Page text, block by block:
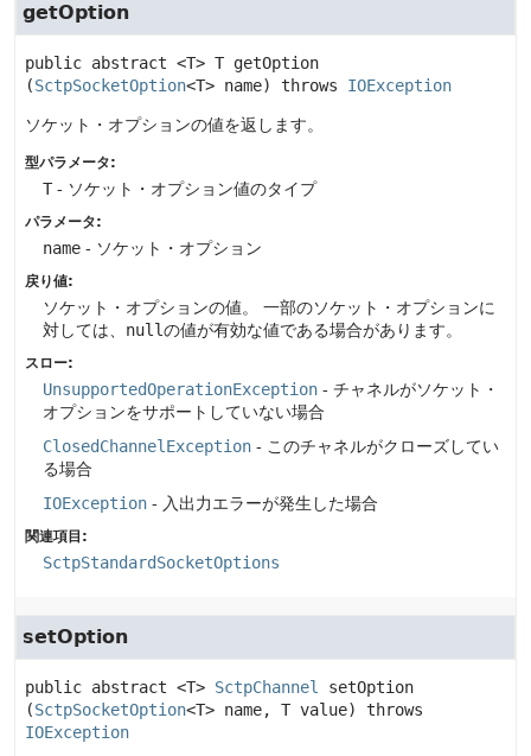
getOption
public abstract <T> T getOption
(SctpSocketOption<T> name) throws IOException
ソケット・オプションの値を返します。
型パラメータ:
T- ソケット・オプション値のタイプ
パラメータ:
name - ソケット・オプション
戻り値:
ソケット・オプションの値。
一部のソケット・オプションに
対しては、 nullの値が有効な値である場合があります。
スロー:
UnsupportedOperationException - チャネルがソケット・
オプションをサポートしていない場合
ClosedChannelException - このチャネルがクローズしてい
る場合
IOException - 入出力エラーが発生した場合
関連項目:
SctpStandardSocketOptions
setOption
public abstract <T> SctpChannel
setOption
(SctpSocketOption<T> name, T value)
throws
IOException